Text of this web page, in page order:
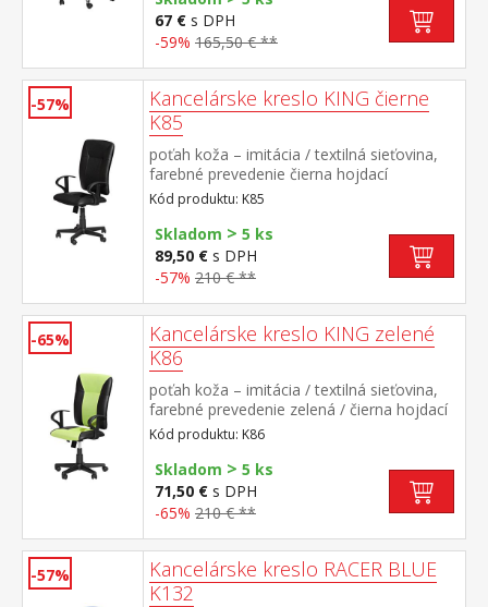
67 € s DPH
-59% 165,50 € **
-57%
Kancelárske kreslo KING čierne
K85
poťah koža – imitácia / textilná sieťovina,
farebné prevedenie čierna hojdací
mechanizmus, výškovo nastaviteľné výška
sedu 36-45 cm, výška operadla 62 cm
odporúčaná nosnosť do 110 kg
Kód produktu: K85
Skladom > 5 ks
89,50 € s DPH
-57% 210 € **
-65%
Kancelárske kreslo KING zelené
K86
poťah koža – imitácia / textilná sieťovina,
farebné prevedenie zelená / čierna hojdací
mechanizmus, výškovo nastaviteľné výška
sedu 36-45 cm, výška operadla 62 cm
odporúčaná nosnosť do 110 kg
Kód produktu: K86
Skladom > 5 ks
71,50 € s DPH
-65% 210 € **
-57%
Kancelárske kreslo RACER BLUE
K132